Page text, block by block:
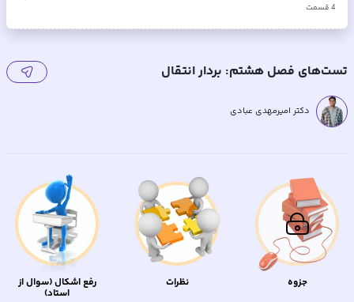
4قسمت
تست‌های فصل هشتم: بردار انتقال
دکتر امیرمهدی عبادی
جزوه نظرات رفع اشکال (سوال از
استاد)